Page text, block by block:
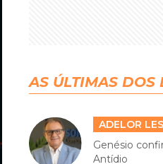
AS ÚLTIMAS DOS
ADELOR
Genésio
Antídio